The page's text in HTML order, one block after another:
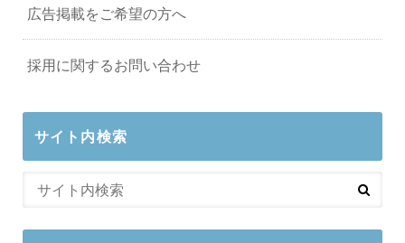
広告掲載をご希望の方へ
採用に関するお問い合わせ
サイト内検索